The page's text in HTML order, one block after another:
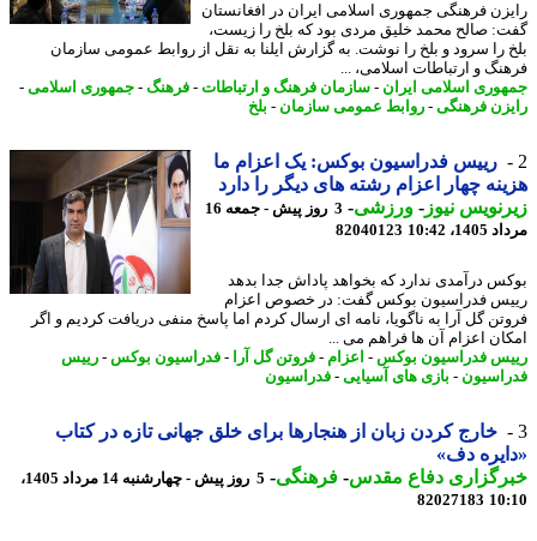
فرهنگی جمهوری اسلامی ایران در افغانستان
صالح محمد خلیق مردی بود که بلخ را زیست،
را سرود و بلخ را نوشت. به گزارش ایلنا به نقل از روابط عمومی سازمان
و ارتباطات اسلامی، ...
اسلامی ایران - سازمان فرهنگ و ارتباطات-فرهنگ -جمهوری اسلامی-
فرهنگی-روابط عمومی سازمان -بلخ
رییس فدراسیون بوکس: یک اعزام ما
چهار اعزام رشته های دیگر را دارد
نیوز-ورزشی-
3 روز پیش - جمعه 16
10:42
82040123
درآمدی ندارد که بخواهد پاداش جدا بدهد
فدراسیون بوکس گفت: در خصوص اعزام
گل آرا به ناگویا، نامه ای ارسال کردم اما پاسخ منفی دریافت کردیم و اگر
اعزام آن ها فراهم می ...
فدراسیون بوکس-اعزام- فروتن گل آرا- فدراسیون بوکس-رییس
-بازی های آسیایی-فدراسیون
خارج کردن زبان از هنجارها برای خلق جهانی تازه در کتاب
دف»
دفاع مقدس-فرهنگی-
5 روز پیش - چهارشنبه 14 مرداد 1405،
82027183